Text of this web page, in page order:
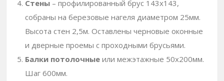
Стены – профилированный брус 143х143,
собраны на березовые нагеля диаметром 25мм.
Высота стен 2,5м. Оставлены черновые оконные
и дверные проемы с проходными брусьями.
Балки потолочные или межэтажные 50х200мм.
Шаг 600мм.